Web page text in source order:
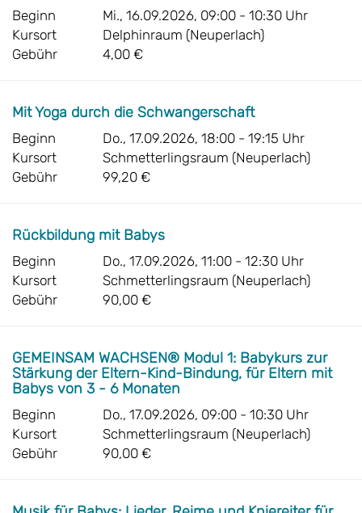
Beginn
Mi., 16.09.2026, 09:00 - 10:30 Uhr
Kursort
Delphinraum (Neuperlach)
Gebühr
4,00 €
Mit Yoga durch die Schwangerschaft
Beginn
Do., 17.09.2026, 18:00 - 19:15 Uhr
Kursort
Schmetterlingsraum (Neuperlach)
Gebühr
99,20 €
Rückbildung mit Babys
Beginn
Do., 17.09.2026, 11:00 - 12:30 Uhr
Kursort
Schmetterlingsraum (Neuperlach)
Gebühr
90,00 €
GEMEINSAM WACHSEN® Modul 1: Babykurs zur
Stärkung der Eltern-Kind-Bindung, für Eltern mit
Babys von 3 - 6 Monaten
Beginn
Do., 17.09.2026, 09:00 - 10:30 Uhr
Kursort
Schmetterlingsraum (Neuperlach)
Gebühr
90,00 €